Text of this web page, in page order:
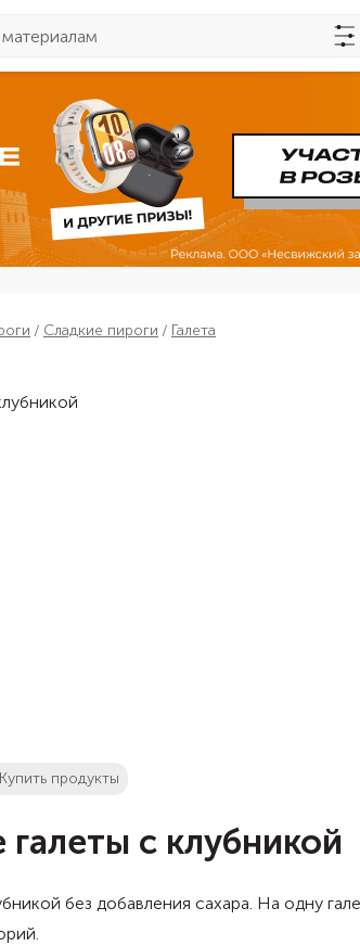
Сладкие пироги
Галета
Купить продукты
с клубникой
без добавления сахара. На одну